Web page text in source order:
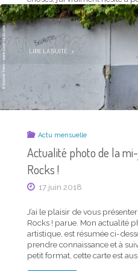
“actualité professionnelle et
brutalement à l’arrêt comme
urgence. D’un autre côté,
LIRE LA SUITE"ACTUALITÉ
2020
ROCKS !"
Actu mensuelle
Actualité photo de la
Timor Rocks !
–
CARTE
TIMOR
ROCKS !"
Actu mensuelle
Actualité photo de la
Rocks !
17 juin 2018
J’ai le plaisir de vous
Rocks ! parue. Mon actualité
artistique, est résumée ci-
prendre connaissance et à
petit format, cette carte est